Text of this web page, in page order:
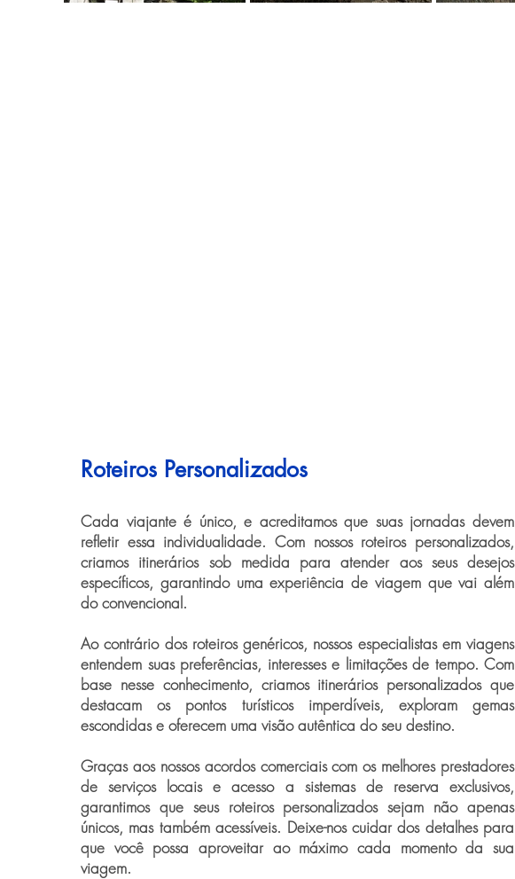
Roteiros Personalizados
Cada viajante é único, e acreditamos que suas jornadas devem
refletir essa individualidade. Com nossos roteiros personalizados,
criamos itinerários sob medida para atender aos seus desejos
específicos, garantindo uma experiência de viagem que vai além
do convencional.
Ao contrário dos roteiros genéricos, nossos especialistas em viagens
entendem suas preferências, interesses e limitações de tempo. Com
base nesse conhecimento, criamos itinerários personalizados que
destacam os pontos turísticos imperdíveis, exploram gemas
escondidas e oferecem uma visão autêntica do seu destino.
Graças aos nossos acordos comerciais com os melhores prestadores
de serviços locais e acesso a sistemas de reserva exclusivos,
garantimos que seus roteiros personalizados sejam não apenas
únicos, mas também acessíveis. Deixe-nos cuidar dos detalhes para
que você possa aproveitar ao máximo cada momento da sua
viagem.